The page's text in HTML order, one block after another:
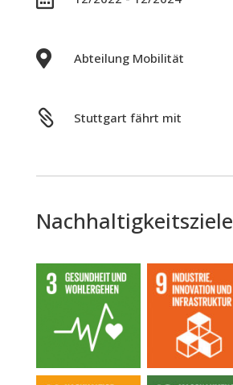
 Abteilung Mobilität
 Stuttgart fährt mit
Nachhaltigkeitsziele